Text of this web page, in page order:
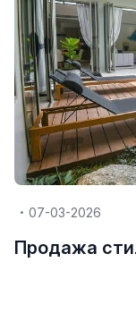
07-03-2026
Продажа